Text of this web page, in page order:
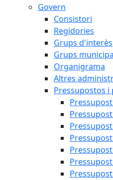
Govern
Consistori
Regidories
Grups d'interès
Grups
Organigrama
Altres
Pressupostos i